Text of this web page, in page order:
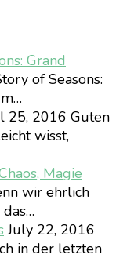
Grand
of Seasons:
25, 2016 Guten
wisst,
Magie
wir ehrlich
July 22, 2016
in der letzten